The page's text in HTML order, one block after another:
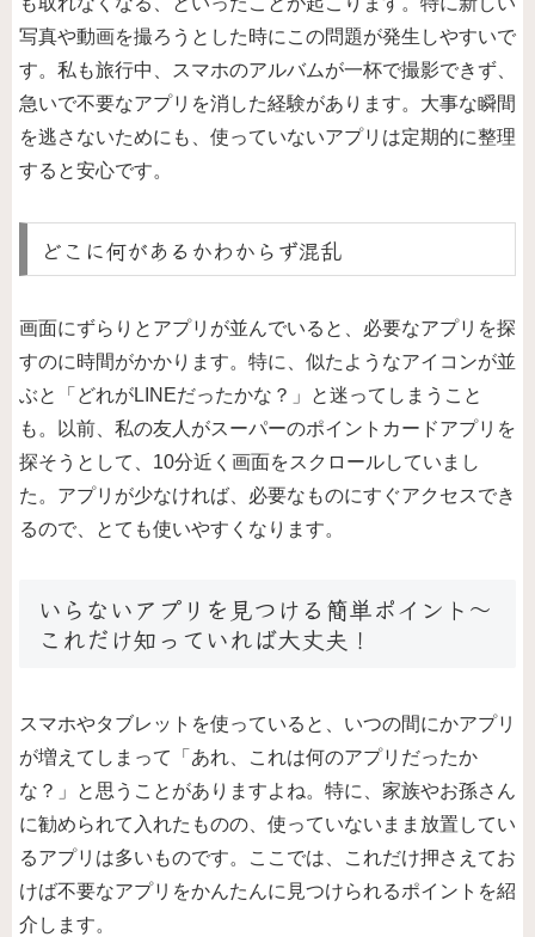
写真や動画を撮ろうとした時にこの問題が発生しやすいで
す。私も旅行中、スマホのアルバムが一杯で撮影できず、
急いで不要なアプリを消した経験があります。大事な瞬間
を逃さないためにも、使っていないアプリは定期的に整理
すると安心です。
どこに何があるかわからず混乱
画面にずらりとアプリが並んでいると、必要なアプリを探
すのに時間がかかります。特に、似たようなアイコンが並
ぶと「どれがLINEだったかな？」と迷ってしまうこと
も。以前、私の友人がスーパーのポイントカードアプリを
探そうとして、10分近く画面をスクロールしていまし
た。アプリが少なければ、必要なものにすぐアクセスでき
るので、とても使いやすくなります。
いらないアプリを見つける簡単ポイント～
これだけ知っていれば大丈夫！
スマホやタブレットを使っていると、いつの間にかアプリ
が増えてしまって「あれ、これは何のアプリだったか
な？」と思うことがありますよね。特に、家族やお孫さん
に勧められて入れたものの、使っていないまま放置してい
るアプリは多いものです。ここでは、これだけ押さえてお
けば不要なアプリをかんたんに見つけられるポイントを紹
介します。